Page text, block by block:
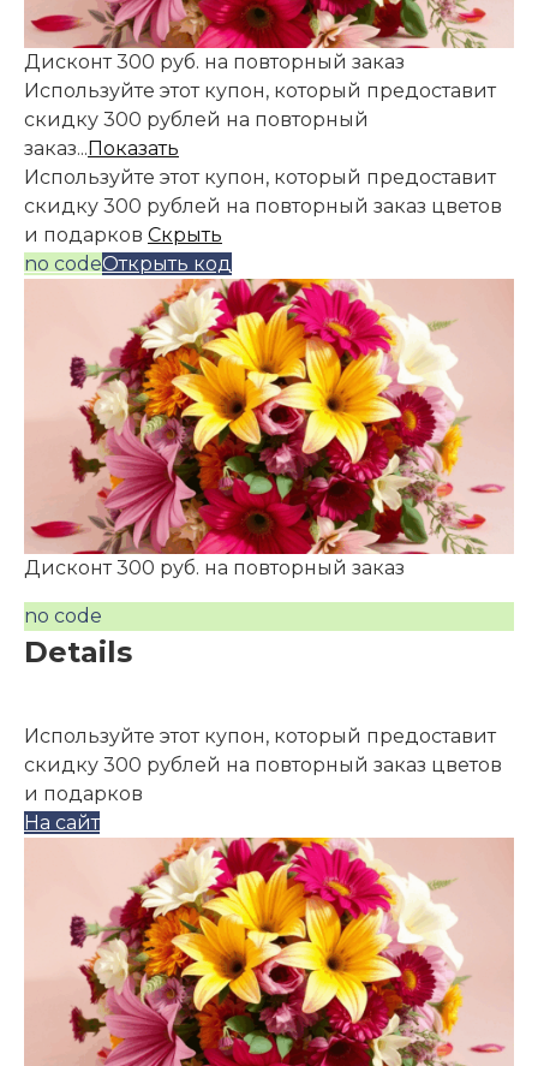
Дисконт 300 руб. на повторный заказ
Используйте этот купон, который предоставит
скидку 300 рублей на повторный
заказ...Показать
Используйте этот купон, который предоставит
скидку 300 рублей на повторный заказ цветов
и подарков Скрыть
no codeОткрыть код
Дисконт 300 руб. на повторный заказ
no code
Details
Используйте этот купон, который предоставит
скидку 300 рублей на повторный заказ цветов
и подарков
На сайт